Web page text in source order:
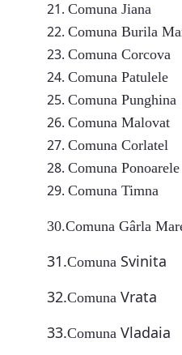
Comuna Jiana
Comuna Burila
Comuna Corcova
Comuna Patulele
Comuna Punghina
Comuna Malovat
Comuna Corlatel
Comuna Ponoarele
Comuna Timna
30.Comuna Gârla
31.Comuna Svinita
32.Comuna Vrata
33.Comuna Vladaia